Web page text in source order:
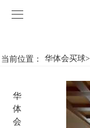
华体会买球
智能开关
当前位置： 华体会买球>
华
体
会